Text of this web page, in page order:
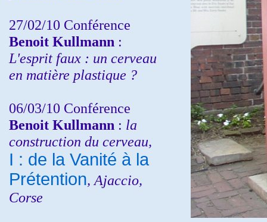
27/02/10 Conférence
Benoit Kullmann :
L'esprit faux : un cerveau
en matière plastique ?
06/03/10 Conférence
Benoit Kullmann : la
construction du cerveau,
I : de la Vanité à la
Prétention, Ajaccio,
Corse